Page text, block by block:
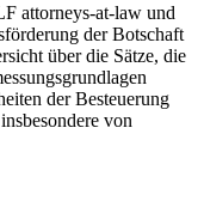
attorneys-at-law und
der Botschaft
über die Sätze, die
der Besteuerung
von